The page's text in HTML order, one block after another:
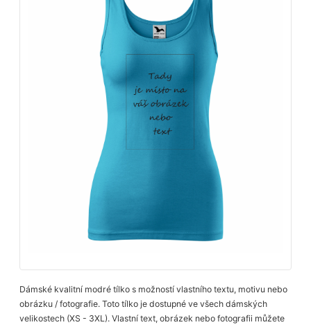
Dámské kvalitní modré tílko s možností vlastního textu, motivu nebo
obrázku / fotografie. Toto tílko je dostupné ve všech dámských
velikostech (XS - 3XL). Vlastní text, obrázek nebo fotografii můžete